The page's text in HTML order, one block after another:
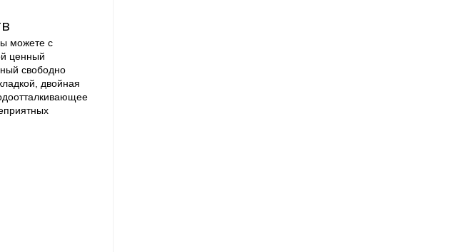
можете с
ценный
свободно
двойная